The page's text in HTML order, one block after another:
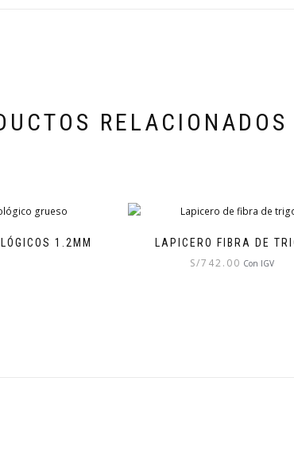
RELACIONADOS
1.2MM LAPICERO FIBRA DE
S/742.00 Con IGV